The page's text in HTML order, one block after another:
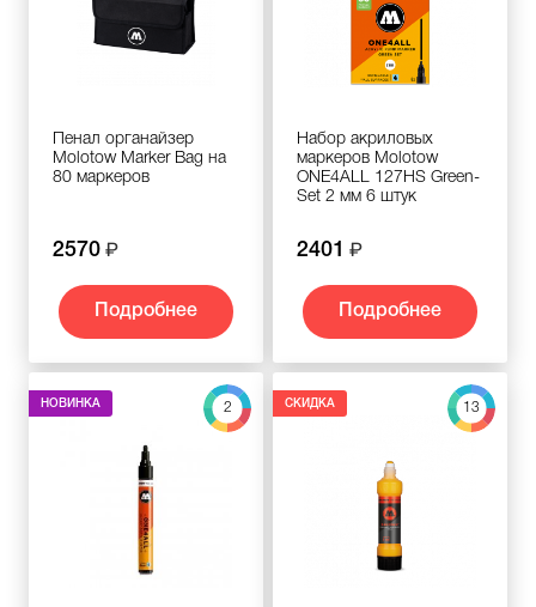
Пенал органайзер
Molotow Marker Bag на
80 маркеров
2570
Подробнее
Набор акриловых
маркеров Molotow
ONE4ALL 127HS Green-
Set 2 мм 6 штук
2401
Подробнее
2
НОВИНКА 13
СКИДКА